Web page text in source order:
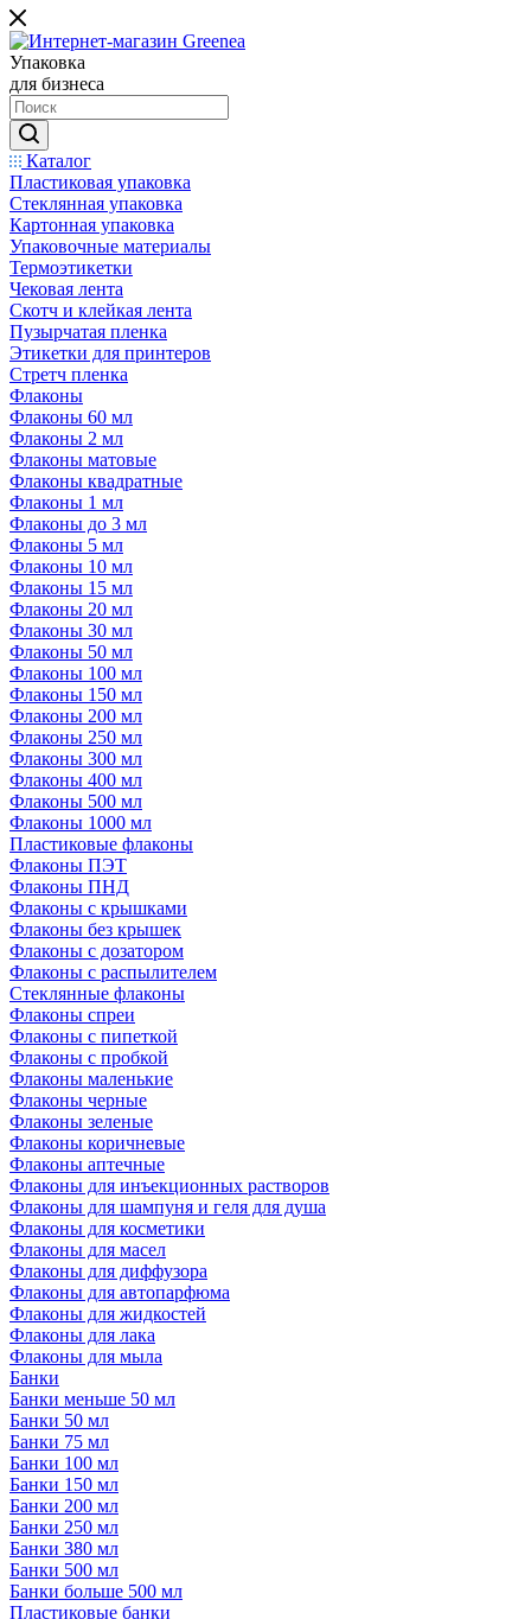
Упаковка
для бизнеса
Каталог
Пластиковая упаковка
Стеклянная упаковка
Картонная упаковка
Упаковочные материалы
Термоэтикетки
Чековая лента
Скотч и клейкая лента
Пузырчатая пленка
Этикетки для принтеров
Стретч пленка
Флаконы
Флаконы 60 мл
Флаконы 2 мл
Флаконы матовые
Флаконы квадратные
Флаконы 1 мл
Флаконы до 3 мл
Флаконы 5 мл
Флаконы 10 мл
Флаконы 15 мл
Флаконы 20 мл
Флаконы 30 мл
Флаконы 50 мл
Флаконы 100 мл
Флаконы 150 мл
Флаконы 200 мл
Флаконы 250 мл
Флаконы 300 мл
Флаконы 400 мл
Флаконы 500 мл
Флаконы 1000 мл
Пластиковые флаконы
Флаконы ПЭТ
Флаконы ПНД
Флаконы с крышками
Флаконы без крышек
Флаконы с дозатором
Флаконы с распылителем
Стеклянные флаконы
Флаконы cпреи
Флаконы с пипеткой
Флаконы с пробкой
Флаконы маленькие
Флаконы черные
Флаконы зеленые
Флаконы коричневые
Флаконы аптечные
Флаконы для инъекционных растворов
Флаконы для шампуня и геля для душа
Флаконы для косметики
Флаконы для масел
Флаконы для диффузора
Флаконы для автопарфюма
Флаконы для жидкостей
Флаконы для лака
Флаконы для мыла
Банки
Банки меньше 50 мл
Банки 50 мл
Банки 75 мл
Банки 100 мл
Банки 150 мл
Банки 200 мл
Банки 250 мл
Банки 380 мл
Банки 500 мл
Банки больше 500 мл
Пластиковые банки